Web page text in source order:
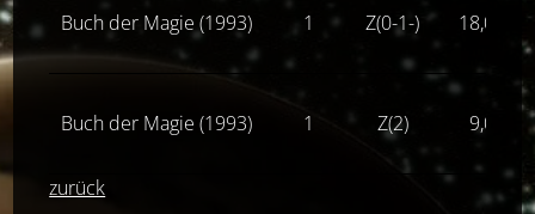
Buch der Magie (1993) 1 Z(0-1-) 18,00
Buch der Magie (1993) 1 Z(2) 9,00
zurück